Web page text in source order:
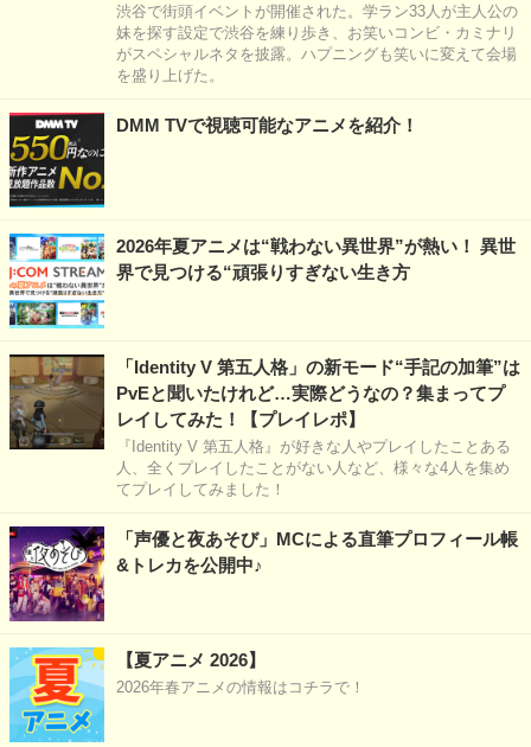
渋谷で街頭イベントが開催された。学ラン33人が主人公の
妹を探す設定で渋谷を練り歩き、お笑いコンビ・カミナリ
がスペシャルネタを披露。ハプニングも笑いに変えて会場
を盛り上げた。
DMM TVで視聴可能なアニメを紹介！
2026年夏アニメは“戦わない異世界”が熱い！ 異世
界で見つける“頑張りすぎない生き方
「Identity V 第五人格」の新モード“手記の加筆”は
PvEと聞いたけれど…実際どうなの？集まってプ
レイしてみた！【プレイレポ】
『Identity V 第五人格』が好きな人やプレイしたことある
人、全くプレイしたことがない人など、様々な4人を集め
てプレイしてみました！
「声優と夜あそび」MCによる直筆プロフィール帳
&トレカを公開中♪
【夏アニメ 2026】
2026年春アニメの情報はコチラで！